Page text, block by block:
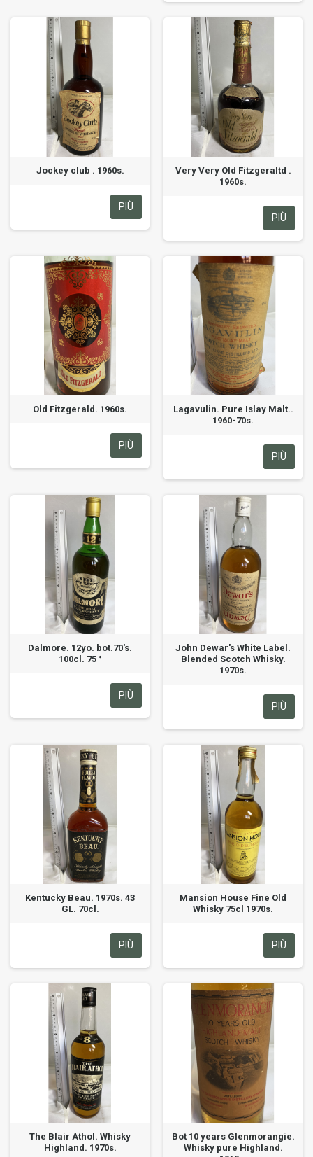
Jockey club . 1960s.
PIÙ
Very Very Old Fitzgeraltd .
1960s.
PIÙ
Old Fitzgerald. 1960s.
PIÙ
Lagavulin. Pure Islay Malt..
1960-70s.
PIÙ
Dalmore. 12yo. bot.70's.
100cl. 75 °
PIÙ
John Dewar's White Label.
Blended Scotch Whisky.
1970s.
PIÙ
Kentucky Beau. 1970s. 43
GL. 70cl.
PIÙ
Mansion House Fine Old
Whisky 75cl 1970s.
PIÙ
The Blair Athol. Whisky
Highland. 1970s.
Bot 10 years Glenmorangie.
Whisky pure Highland.